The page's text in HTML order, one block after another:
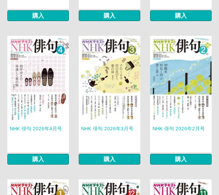
購入 購入 購入
NHK 俳句 2026年4月号
購入
NHK 俳句 2026年3月号
購入
NHK 俳句 2026年2月号
購入